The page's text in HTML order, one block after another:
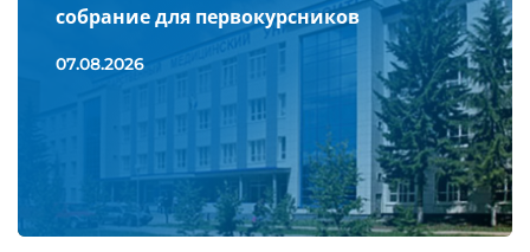
собрание для первокурсников
07.08.2026